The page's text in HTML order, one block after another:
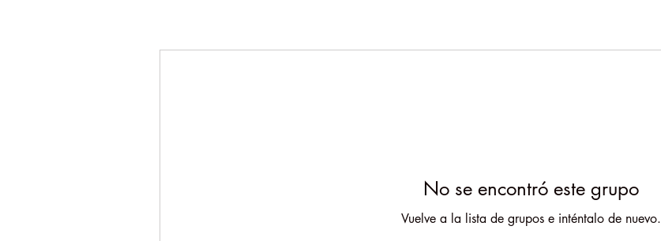
No se encontró este grupo
Vuelve a la lista de grupos e inténtalo de nuevo.